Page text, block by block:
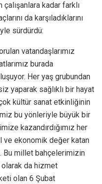
kadar farklı
da karşıladıklarını
sürdürdü:
vatandaşlarımız
burada
Her yaş grubundan
yaparak sağlıklı bir hayat
kültür sanat etkinliğinin
bu yönleriyle büyük bir
kazandırdığımız her
ekonomik değer katan
Bu millet bahçelerimizin
olarak da hizmet
olan 6 Şubat